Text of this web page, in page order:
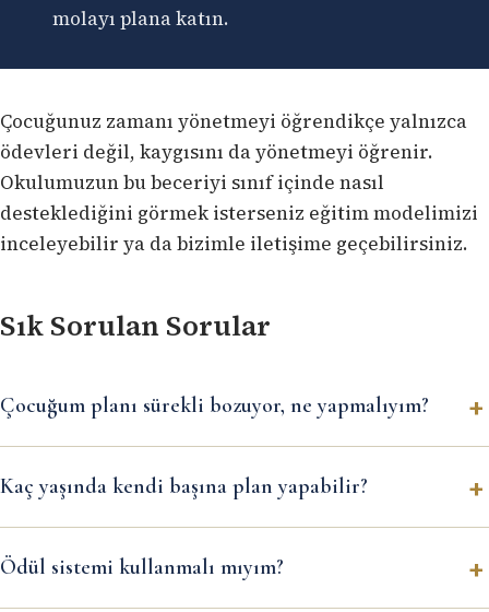
molayı plana katın.
Çocuğunuz zamanı yönetmeyi öğrendikçe yalnızca
ödevleri değil, kaygısını da yönetmeyi öğrenir.
Okulumuzun bu beceriyi sınıf içinde nasıl
desteklediğini görmek isterseniz eğitim modelimizi
inceleyebilir ya dabizimle iletişime geçebilirsiniz.
Sık Sorulan Sorular
Çocuğum planı sürekli bozuyor, ne yapmalıyım?
Kaç yaşında kendi başına plan yapabilir?
Ödül sistemi kullanmalı mıyım?